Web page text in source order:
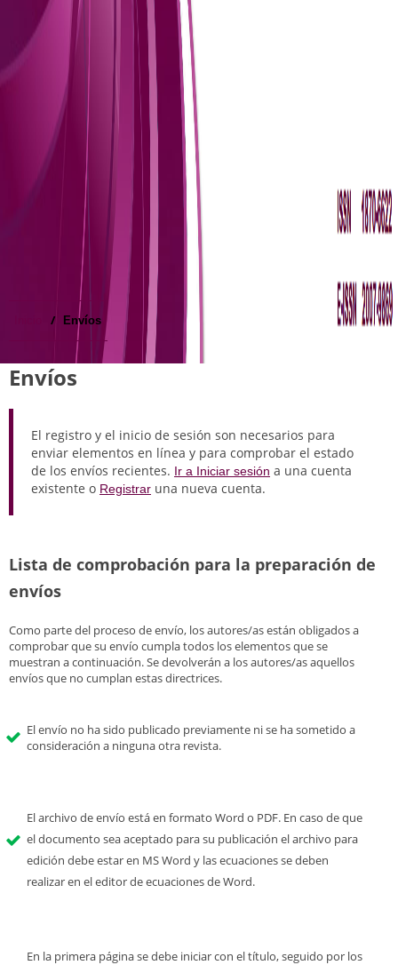
/ Envíos
Envíos
El registro y el inicio de sesión son necesarios para
enviar elementos en línea y para comprobar el estado
de los envíos recientes. Ir a Iniciar sesión a una cuenta
existente o Registraruna nueva cuenta.
Lista de comprobación para la preparación de
envíos
Como parte del proceso de envío, los autores/as están obligados a
comprobar que su envío cumpla todos los elementos que se
muestran a continuación. Se devolverán a los autores/as aquellos
envíos que no cumplan estas directrices.
El envío no ha sido publicado previamente ni se ha sometido a
consideración a ninguna otra revista.
El archivo de envío está en formato Word o PDF. En caso de que
el documento sea aceptado para su publicación el archivo para
edición debe estar en MS Word y las ecuaciones se deben
realizar en el editor de ecuaciones de Word.
En la primera página se debe iniciar con el título, seguido por los